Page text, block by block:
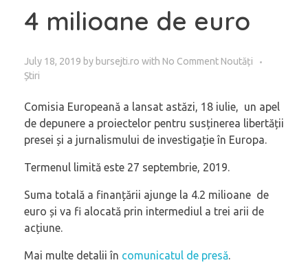
4 milioane de euro
July 18, 2019 by bursejti.ro with No Comment Noutăți
Știri
Comisia Europeană a lansat astăzi, 18 iulie, un apel
de depunere a proiectelor pentru susținerea libertății
presei și a jurnalismului de investigație în Europa.
Termenul limită este 27 septembrie, 2019.
Suma totală a finanțării ajunge la 4.2 milioane de
euro și va fi alocată prin intermediul a trei arii de
acțiune.
Mai multe detalii în comunicatul de presă.